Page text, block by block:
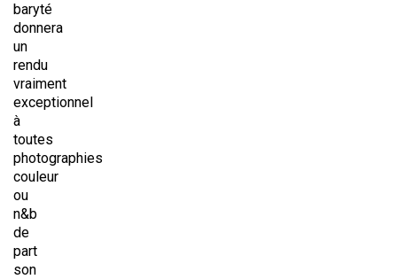
baryté
donnera
un
rendu
vraiment
exceptionnel
à
toutes
photographies
couleur
ou
n&b
de
part
son